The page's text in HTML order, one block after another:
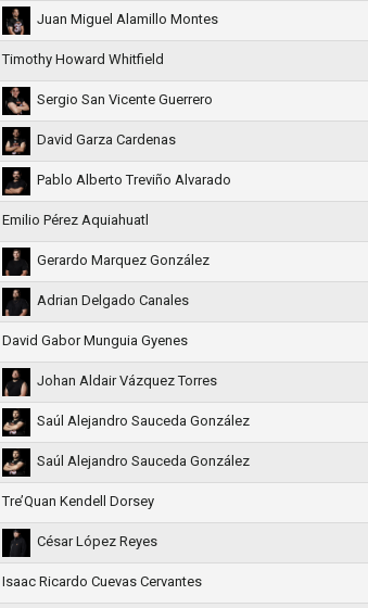
Juan Miguel Alamillo Montes
Timothy Howard Whitfield
Sergio San Vicente Guerrero
David Garza Cardenas
Pablo Alberto Treviño Alvarado
Emilio Pérez Aquiahuatl
Gerardo Marquez González
Adrian Delgado Canales
David Gabor Munguia Gyenes
Johan Aldair Vázquez Torres
Saúl Alejandro Sauceda González
Saúl Alejandro Sauceda González
Tre’Quan Kendell Dorsey
César López Reyes
Isaac Ricardo Cuevas Cervantes